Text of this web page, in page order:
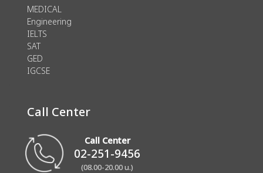
MEDICAL
Engineering
IELTS
SAT
GED
IGCSE
Call Center
Call Center
02-251-9456
(08.00-20.00 น.)